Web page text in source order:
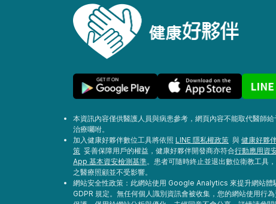
本資訊內容僅供醫護人員與病患參考，網頁內容不能取代醫師
治療囑咐。
加入健康好夥伴數位工具將依照 LINE 隱私權政策 與 健康好夥
策 妥善保障用戶的權益，健康好夥伴開發商亦符合行動應用資
App 基本資安檢測基準。患者可隨時終止並退出數位衛教工具
之醫療照顧並不受影響。
網站安全性政策：此網站使用 Google Analytics 來提升網站體
GDPR 規定。無任何個人識別資訊會被收集，您的網站使用行